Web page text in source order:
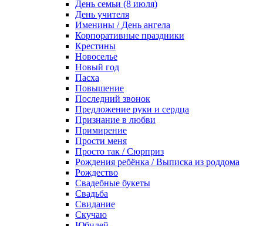
День семьи (8 июля)
День учителя
Именины / День ангела
Корпоративные праздники
Крестины
Новоселье
Новый год
Пасха
Повышение
Последний звонок
Предложение руки и сердца
Признание в любви
Примирение
Прости меня
Просто так / Сюрприз
Рождения ребёнка / Выписка из роддома
Рождество
Свадебные букеты
Свадьба
Свидание
Скучаю